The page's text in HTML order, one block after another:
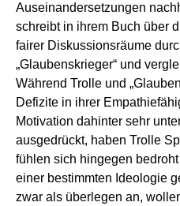
Auseinandersetzungen
schreibt in ihrem Buch über
fairer Diskussionsräume
„Glaubenskrieger“ und
Während Trolle und
Defizite in ihrer
Motivation dahinter sehr
ausgedrückt, haben Trolle
fühlen sich hingegen
einer bestimmten Ideologie
zwar als überlegen an,